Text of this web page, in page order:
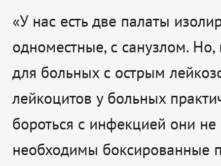
«У нас есть две палаты
одноместные, с санузлом. Но,
для больных с острым
лейкоцитов у больных
бороться с инфекцией они не
необходимы боксированные